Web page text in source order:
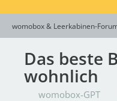
womobox & Leerkabinen-
Das beste
wohnlich
womobox-GPT